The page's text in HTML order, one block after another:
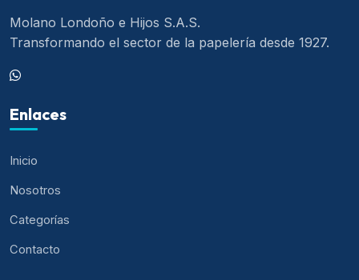
Molano Londoño e Hijos S.A.S.
Transformando el sector de la papelería desde 1927.
Enlaces
Inicio
Nosotros
Categorías
Contacto